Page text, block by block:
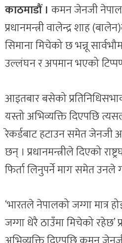
काठमाडौं । कमन जेनजी
प्रधानमन्त्री वालेन्द्र शाह
सिमाना मिचेको छ भन्नू
उल्लंघन र अपमान भएको
आइतबार बसेको
यस्तो अभिव्यक्ति दिएपछि
रेकर्डबाट हटाउन समेत जेनजी
छन् । प्रधानमन्त्रीले दिएको
फिर्ता लिनुपर्ने माग समेत उनले
‘भारतले नेपालको जग्गा मात्र
जग्गा धेरै ठाउँमा मिचेको रहेछ’